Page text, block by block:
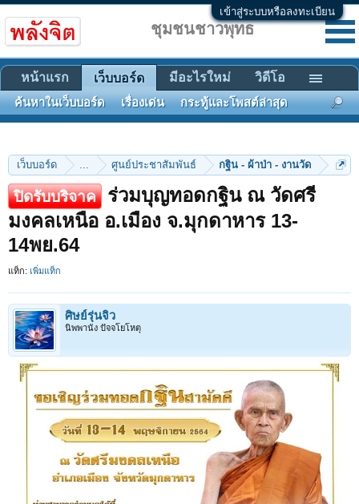
เข้าสู่ระบบหรือลงทะเบียน
เว็บบอร์ด ... ศูนย์ประชาสัมพันธ์ กฐิน - ผ้าป่า - งานวัด
ปิดรับบริจาค
ร่วมบุญทอดกฐิน ณ วัดศรี
มงคลเหนือ อ.เมือง จ.มุกดาหาร 13-
14พย.64
แท็ก: เพิ่มแท็ก
ศิษย์รุ่นจิ๋ว
นิพพานัง ปัจจโยโหตุ
ชุมชนชาวพุทธ
หน้าแรก เว็บบอร์ด
ค้นหาในเว็บบอร์ด เรื่องเด่น กระทู้และโพสต์ล่าสุด
มีอะไรใหม่ วิดีโอ